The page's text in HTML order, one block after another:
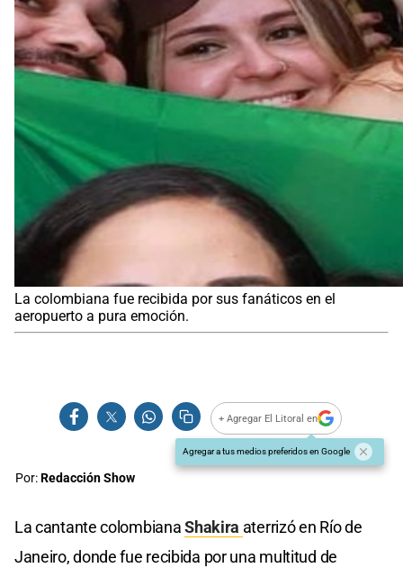
La colombiana fue recibida por sus fanáticos en el
aeropuerto a pura emoción.
+ Agregar El Litoral en
Agregar a tus medios preferidos en Google
Por:Redacción Show
La cantante colombianaShakira aterrizó en Río de
Janeiro, donde fue recibida por una multitud de